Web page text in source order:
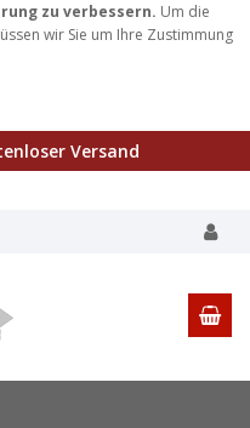
zu verbessern. Um die
wir Sie um Ihre Zustimmung
Versand